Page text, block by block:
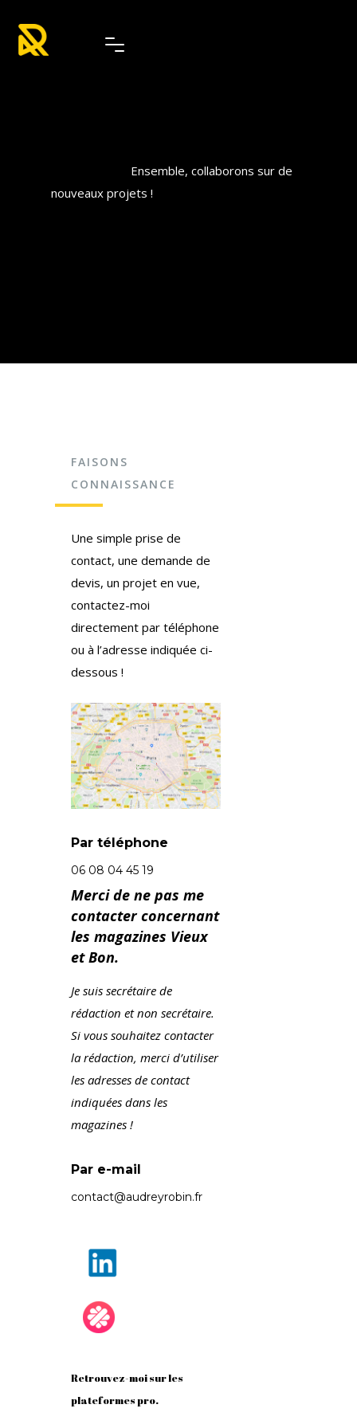
Ensemble, collaborons sur de
nouveaux projets !
FAISONS
CONNAISSANCE
Une simple prise de
contact, une demande de
devis, un projet en vue,
contactez-moi
directement par téléphone
ou à l’adresse indiquée ci-
dessous !
Par téléphone
06 08 04 45 19
Merci de ne pas me
contacter concernant
les magazines Vieux
et Bon.
Je suis secrétaire de
rédaction et non secrétaire.
Si vous souhaitez contacter
la rédaction, merci d’utiliser
les adresses de contact
indiquées dans les
magazines !
Par e-mail
contact@audreyrobin.fr
Retrouvez-moi sur les
plateformes pro.